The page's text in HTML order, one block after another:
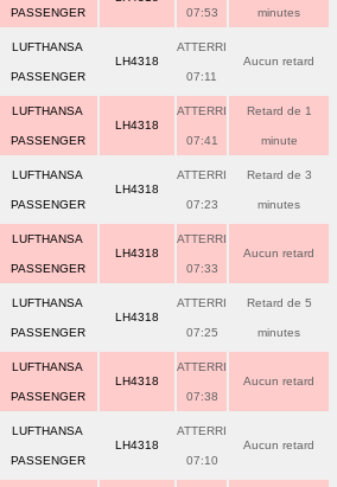
PASSENGER 07:53 minutes
LUFTHANSA
PASSENGER
LH4318
ATTERRI
07:11
Aucun retard
LUFTHANSA
PASSENGER
LH4318
ATTERRI
07:41
Retard de 1
minute
LUFTHANSA
PASSENGER
LH4318
ATTERRI
07:23
Retard de 3
minutes
LUFTHANSA
PASSENGER
LH4318
ATTERRI
07:33
Aucun retard
LUFTHANSA
PASSENGER
LH4318
ATTERRI
07:25
Retard de 5
minutes
LUFTHANSA
PASSENGER
LH4318
ATTERRI
07:38
Aucun retard
LUFTHANSA
PASSENGER
LH4318
ATTERRI
07:10
Aucun retard